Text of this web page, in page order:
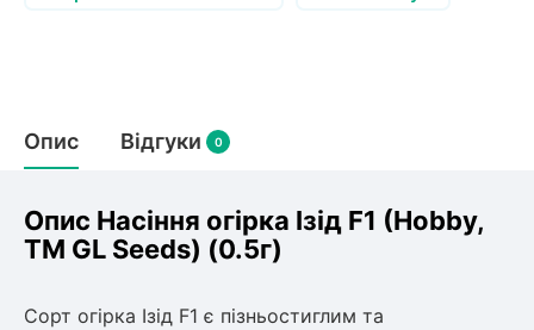
Мирт
Мушмула
Інжирний персик
Нектарин
Алича
Смородина
Актинідія
Ірга
Пієріс Японський
Бересклет
Вейгела
Пухироплідник
Рубальні машини
Картоплесаджалки
Картоплекопалки
Роторні косарки
Опис Відгуки 0
Опис Насіння огiрка Ізiд F1 (Hobby,
TM GL Seeds) (0.5г)
Сорт огірка Ізід F1 є пізньостиглим та